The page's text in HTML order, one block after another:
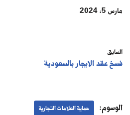
مارس 5, 2024
السابق
فسخ عقد الايجار بالسعودية
الوسوم: حماية العلامات التجارية